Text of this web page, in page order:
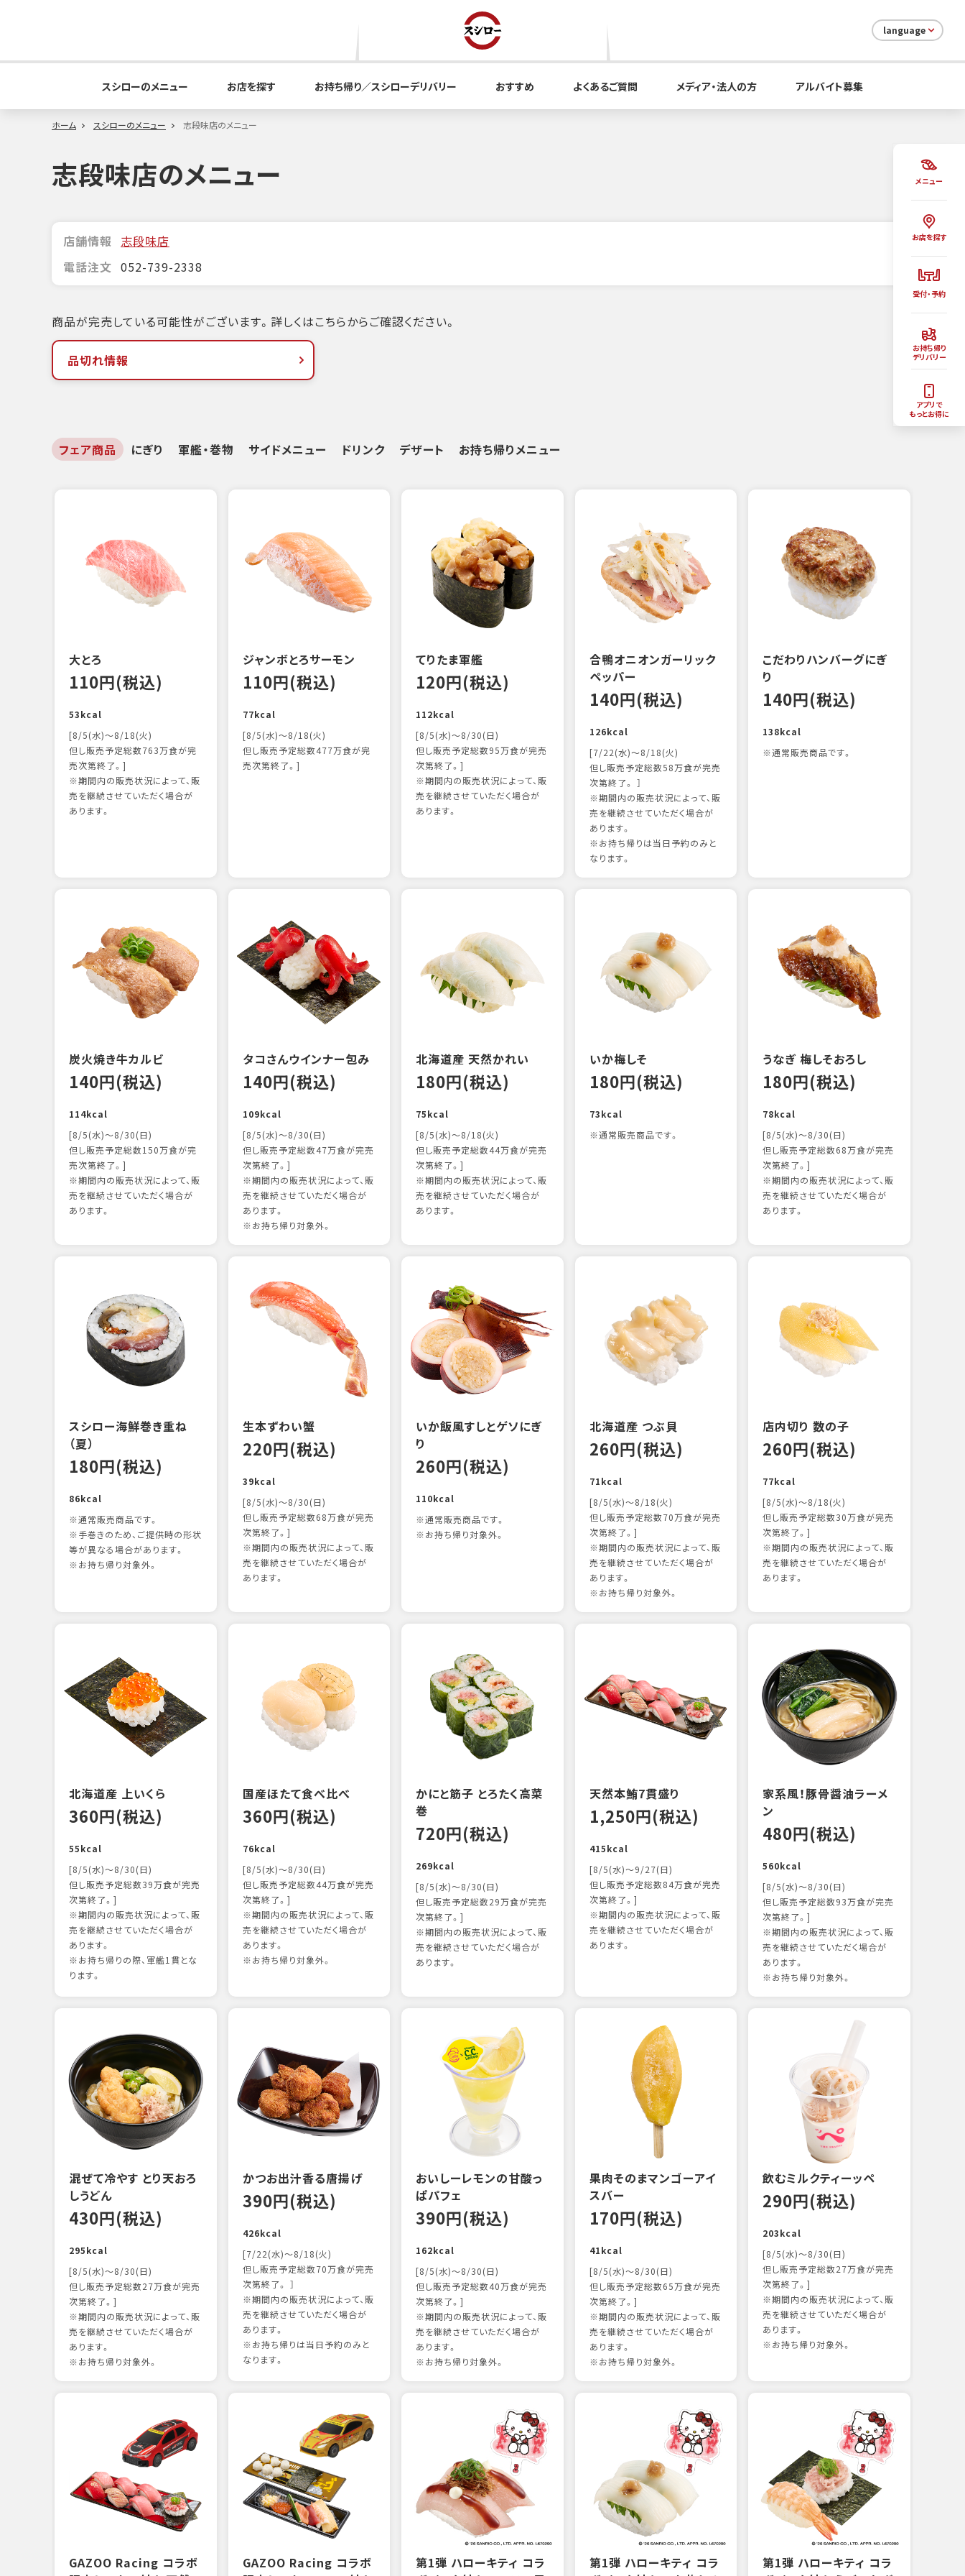
メニュー
お店を探す
受付・予約
お持ち帰り
デリバリー
アプリで
もっとお得に
language
スシローのメニュー お店を探す お持ち帰り／スシローデリバリー おすすめ よくあるご質問 メディア・法人の方 アルバイト募集
ホーム スシローのメニュー 志段味店のメニュー
志段味店のメニュー
店舗情報 志段味店
電話注文 052-739-2338
商品が完売している可能性がございます。詳しくはこちらからご確認ください。
品切れ情報
フェア商品 にぎり 軍艦・巻物 サイドメニュー ドリンク デザート お持ち帰りメニュー
大とろ
110円(税込)
53kcal
[8/5(水)～8/18(火)
但し販売予定総数763万食が完
売次第終了。]
※期間内の販売状況によって、販
売を継続させていただく場合が
あります。
ジャンボとろサーモン
110円(税込)
77kcal
[8/5(水)～8/18(火)
但し販売予定総数477万食が完
売次第終了。]
てりたま軍艦
120円(税込)
112kcal
[8/5(水)～8/30(日)
但し販売予定総数95万食が完売
次第終了。]
※期間内の販売状況によって、販
売を継続させていただく場合が
あります。
合鴨オニオンガーリック
ペッパー
140円(税込)
126kcal
[7/22(水)～8/18(火)
但し販売予定総数58万食が完売
次第終了。 ］
※期間内の販売状況によって、販
売を継続させていただく場合が
あります。
※お持ち帰りは当日予約のみと
なります。
こだわりハンバーグにぎ
り
140円(税込)
138kcal
※通常販売商品です。
炭火焼き牛カルビ
140円(税込)
114kcal
[8/5(水)～8/30(日)
但し販売予定総数150万食が完
売次第終了。]
※期間内の販売状況によって、販
売を継続させていただく場合が
あります。
タコさんウインナー包み
140円(税込)
109kcal
[8/5(水)～8/30(日)
但し販売予定総数47万食が完売
次第終了。]
※期間内の販売状況によって、販
売を継続させていただく場合が
あります。
※お持ち帰り対象外。
北海道産 天然かれい
180円(税込)
75kcal
[8/5(水)～8/18(火)
但し販売予定総数44万食が完売
次第終了。]
※期間内の販売状況によって、販
売を継続させていただく場合が
あります。
いか梅しそ
180円(税込)
73kcal
※通常販売商品です。
うなぎ 梅しそおろし
180円(税込)
78kcal
[8/5(水)～8/30(日)
但し販売予定総数68万食が完売
次第終了。]
※期間内の販売状況によって、販
売を継続させていただく場合が
あります。
スシロー海鮮巻き重ね
（夏）
180円(税込)
86kcal
※通常販売商品です。
※手巻きのため、ご提供時の形状
等が異なる場合があります。
※お持ち帰り対象外。
生本ずわい蟹
220円(税込)
39kcal
[8/5(水)～8/30(日)
但し販売予定総数68万食が完売
次第終了。]
※期間内の販売状況によって、販
売を継続させていただく場合が
あります。
いか飯風すしとゲソにぎ
り
260円(税込)
110kcal
※通常販売商品です。
※お持ち帰り対象外。
北海道産 つぶ貝
260円(税込)
71kcal
[8/5(水)～8/18(火)
但し販売予定総数70万食が完売
次第終了。]
※期間内の販売状況によって、販
売を継続させていただく場合が
あります。
※お持ち帰り対象外。
店内切り 数の子
260円(税込)
77kcal
[8/5(水)～8/18(火)
但し販売予定総数30万食が完売
次第終了。]
※期間内の販売状況によって、販
売を継続させていただく場合が
あります。
北海道産 上いくら
360円(税込)
55kcal
[8/5(水)～8/30(日)
但し販売予定総数39万食が完売
次第終了。]
※期間内の販売状況によって、販
売を継続させていただく場合が
あります。
※お持ち帰りの際、軍艦1貫とな
ります。
国産ほたて食べ比べ
360円(税込)
76kcal
[8/5(水)～8/30(日)
但し販売予定総数44万食が完売
次第終了。]
※期間内の販売状況によって、販
売を継続させていただく場合が
あります。
※お持ち帰り対象外。
かにと筋子 とろたく高菜
巻
720円(税込)
269kcal
[8/5(水)～8/30(日)
但し販売予定総数29万食が完売
次第終了。]
※期間内の販売状況によって、販
売を継続させていただく場合が
あります。
天然本鮪7貫盛り
1,250円(税込)
415kcal
[8/5(水)～9/27(日)
但し販売予定総数84万食が完売
次第終了。]
※期間内の販売状況によって、販
売を継続させていただく場合が
あります。
家系風！豚骨醤油ラーメ
ン
480円(税込)
560kcal
[8/5(水)～8/30(日)
但し販売予定総数93万食が完売
次第終了。]
※期間内の販売状況によって、販
売を継続させていただく場合が
あります。
※お持ち帰り対象外。
混ぜて冷やす とり天おろ
しうどん
430円(税込)
295kcal
[8/5(水)～8/30(日)
但し販売予定総数27万食が完売
次第終了。]
※期間内の販売状況によって、販
売を継続させていただく場合が
あります。
※お持ち帰り対象外。
かつお出汁香る唐揚げ
390円(税込)
426kcal
[7/22(水)～8/18(火)
但し販売予定総数70万食が完売
次第終了。 ］
※期間内の販売状況によって、販
売を継続させていただく場合が
あります。
※お持ち帰りは当日予約のみと
なります。
おいしーレモンの甘酸っ
ぱパフェ
390円(税込)
162kcal
[8/5(水)～8/30(日)
但し販売予定総数40万食が完売
次第終了。]
※期間内の販売状況によって、販
売を継続させていただく場合が
あります。
※お持ち帰り対象外。
果肉そのまマンゴーアイ
スバー
170円(税込)
41kcal
[8/5(水)～8/30(日)
但し販売予定総数65万食が完売
次第終了。]
※期間内の販売状況によって、販
売を継続させていただく場合が
あります。
※お持ち帰り対象外。
飲むミルクティーッペ
290円(税込)
203kcal
[8/5(水)～8/30(日)
但し販売予定総数27万食が完売
次第終了。]
※期間内の販売状況によって、販
売を継続させていただく場合が
あります。
※お持ち帰り対象外。
GAZOO Racing コラボ
GAZOO Racing コラボ
第1弾 ハローキティ コラ
第1弾 ハローキティ コラ
第1弾 ハローキティ コラ